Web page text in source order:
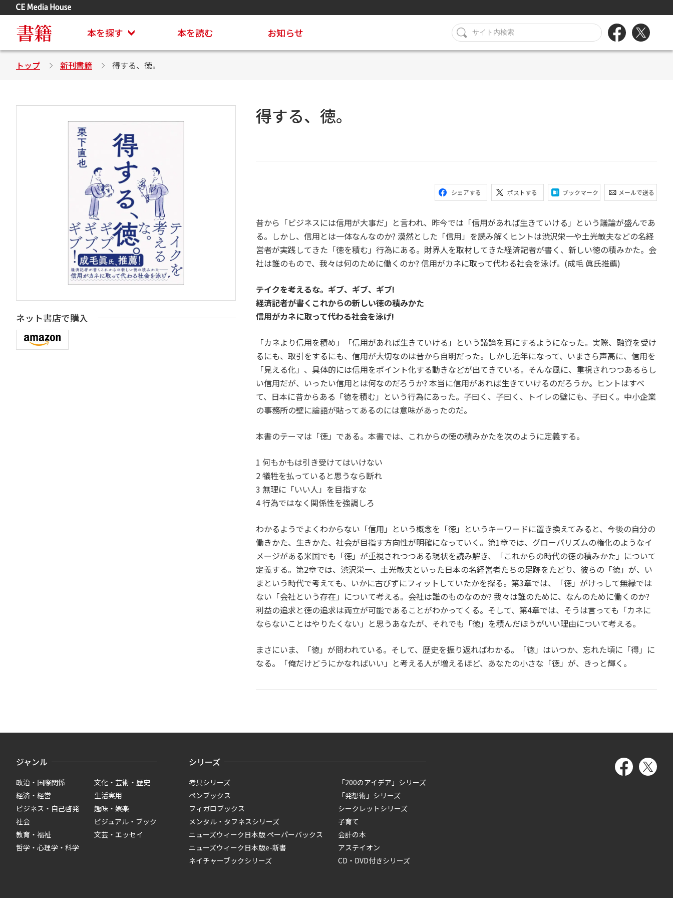
書籍 本を探す 本を読む お知らせ
トップ 新刊書籍 得する、徳。
ネット書店で購入
得する、徳。
シェアする ポストする ブックマーク メールで送る
昔から「ビジネスには信用が大事だ」と言われ、昨今では「信用があれば生きていける」という議論が盛んであ
る。しかし、信用とは一体なんなのか? 漠然とした「信用」を読み解くヒントは渋沢栄一や土光敏夫などの名経
営者が実践してきた「徳を積む」行為にある。財界人を取材してきた経済記者が書く、新しい徳の積みかた。会
社は誰のもので、我々は何のために働くのか? 信用がカネに取って代わる社会を泳げ。(成毛 眞氏推薦)
テイクを考えるな。ギブ、ギブ、ギブ!
経済記者が書くこれからの新しい徳の積みかた
信用がカネに取って代わる社会を泳げ!
「カネより信用を積め」「信用があれば生きていける」という議論を耳にするようになった。実際、融資を受け
るにも、取引をするにも、信用が大切なのは昔から自明だった。しかし近年になって、いまさら声高に、信用を
「見える化」、具体的には信用をポイント化する動きなどが出てきている。そんな風に、重視されつつあるらし
い信用だが、いったい信用とは何なのだろうか? 本当に信用があれば生きていけるのだろうか。ヒントはすべ
て、日本に昔からある「徳を積む」という行為にあった。子曰く、子曰く、トイレの壁にも、子曰く。中小企業
の事務所の壁に論語が貼ってあるのには意味があったのだ。
本書のテーマは「徳」である。本書では、これからの徳の積みかたを次のように定義する。
1 何もかもは引き受けてはいけない
2 犠牲を払っていると思うなら断れ
3 無理に「いい人」を目指すな
4 行為ではなく関係性を強調しろ
わかるようでよくわからない「信用」という概念を「徳」というキーワードに置き換えてみると、今後の自分の
働きかた、生きかた、社会が目指す方向性が明確になっていく。第1章では、グローバリズムの権化のようなイ
メージがある米国でも「徳」が重視されつつある現状を読み解き、「これからの時代の徳の積みかた」について
定義する。第2章では、渋沢栄一、土光敏夫といった日本の名経営者たちの足跡をたどり、彼らの「徳」が、い
まという時代で考えても、いかに古びずにフィットしていたかを探る。第3章では、「徳」がけっして無縁では
ない「会社という存在」について考える。会社は誰のものなのか? 我々は誰のために、なんのために働くのか?
利益の追求と徳の追求は両立が可能であることがわかってくる。そして、第4章では、そうは言っても「カネに
ならないことはやりたくない」と思うあなたが、それでも「徳」を積んだほうがいい理由について考える。
まさにいま、「徳」が問われている。そして、歴史を振り返ればわかる。「徳」はいつか、忘れた頃に「得」に
なる。「俺だけどうにかなればいい」と考える人が増えるほど、あなたの小さな「徳」が、きっと輝く。
ジャンル
政治・国際関係
経済・経営
ビジネス・自己啓発
社会
教育・福祉
哲学・心理学・科学
文化・芸術・歴史
生活実用
趣味・娯楽
ビジュアル・ブック
文芸・エッセイ
シリーズ
考具シリーズ
ペンブックス
フィガロブックス
メンタル・タフネスシリーズ
ニューズウィーク日本版 ペーパーバックス
ニューズウィーク日本版e-新書
ネイチャーブックシリーズ
「200のアイデア」シリーズ
「発想術」シリーズ
シークレットシリーズ
子育て
会計の本
アステイオン
CD・DVD付きシリーズ